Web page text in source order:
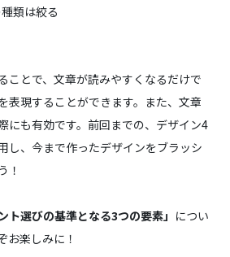
類は絞る
ことで、文章が読みやすくなるだけで
表現することができます。また、文章
にも有効です。前回までの、デザイン4
し、今まで作ったデザインをブラッシ
！
ト選びの基準となる3つの要素」 につい
お楽しみに！